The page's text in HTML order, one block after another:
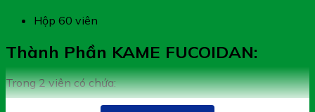
Hộp 60 viên
Thành Phần KAME FUCOIDAN:
Trong 2 viên có chứa:
Chiết xuất tảo Mozuku Okinawa (Chứa fucoidan